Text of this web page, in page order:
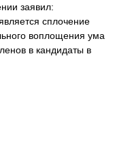
заявил:
сплочение
воплощения ума
в кандидаты в